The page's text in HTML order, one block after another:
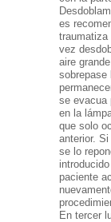
es
traumatiza
vez
aire
sobrepase
se evacua
en la
que solo
anterior.
se lo
paciente
En tercer